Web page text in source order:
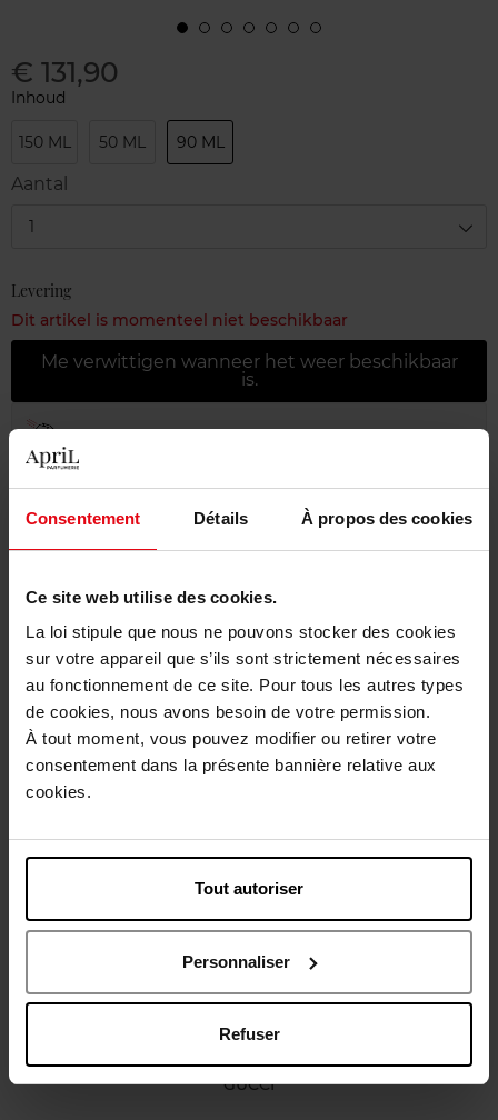
Consentement Détails À propos des cookies
Ce site web utilise des cookies.
La loi stipule que nous ne pouvons stocker des cookies
sur votre appareil que s’ils sont strictement nécessaires
au fonctionnement de ce site. Pour tous les autres types
de cookies, nous avons besoin de votre permission.
À tout moment, vous pouvez modifier ou retirer votre
consentement dans la présente bannière relative aux
cookies.
Tout autoriser
Personnaliser
Refuser
€ 131,90
Inhoud
150 ML 50 ML 90 ML
Aantal
1
Levering
Dit artikel is momenteel niet beschikbaar
Me verwittigen wanneer het weer beschikbaar
is.
Gratis levering bij aankoop van min. 55€
Gratis verpakking
Beschrijving
Karakteristieken
Review
Nieuw
GUCCI